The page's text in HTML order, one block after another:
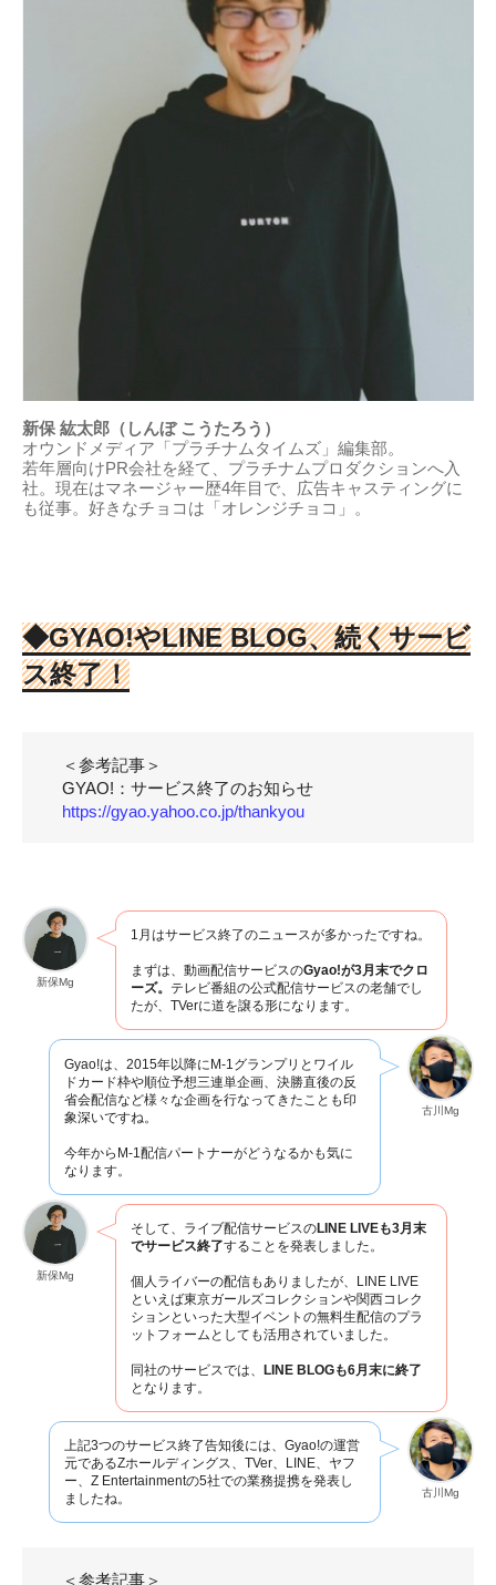
新保 紘太郎（しんぼ こうたろう）
オウンドメディア「プラチナムタイムズ」編集部。
若年層向けPR会社を経て、プラチナムプロダクションへ入
社。現在はマネージャー歴4年目で、広告キャスティングに
も従事。好きなチョコは「オレンジチョコ」。
◆GYAO!やLINE BLOG、続くサービ
ス終了！
＜参考記事＞
GYAO!：サービス終了のお知らせ
https://gyao.yahoo.co.jp/thankyou
新保Mg
1月はサービス終了のニュースが多かったですね。
まずは、動画配信サービスのGyao!が3月末でクロ
ーズ。 テレビ番組の公式配信サービスの老舗でし
たが、TVerに道を譲る形になります。
古川Mg
Gyao!は、2015年以降にM-1グランプリとワイル
ドカード枠や順位予想三連単企画、決勝直後の反
省会配信など様々な企画を行なってきたことも印
象深いですね。
今年からM-1配信パートナーがどうなるかも気に
なります。
新保Mg
そして、ライブ配信サービスのLINE LIVEも3月末
でサービス終了することを発表しました。
個人ライバーの配信もありましたが、LINE LIVE
といえば東京ガールズコレクションや関西コレク
ションといった大型イベントの無料生配信のプラ
ットフォームとしても活用されていました。
同社のサービスでは、
LINE BLOGも6月末に終了
となります。
古川Mg
上記3つのサービス終了告知後には、Gyao!の運営
元であるZホールディングス、TVer、LINE、ヤフ
ー、Z Entertainmentの5社での業務提携を発表し
ましたね。
＜参考記事＞